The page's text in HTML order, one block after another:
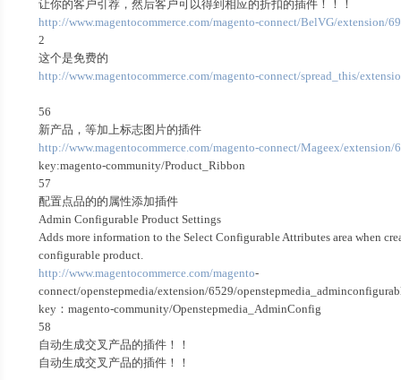
让你的客户引荐，然后客户可以得到相应的折扣的插件！！！
http://www.magentocommerce.com/magento-connect/BelVG/extension/
2
这个是免费的
http://www.magentocommerce.com/magento-connect/spread_this/
56
新产品，等加上标志图片的插件
http://www.magentocommerce.com/magento-connect/Mageex/
key:magento-community/Product_Ribbon
57
配置点品的的属性添加插件
Admin Configurable Product Settings
Adds more information to the Select Configurable Attributes area when
configurable product.
http://www.magentocommerce.com/magento-
connect/openstepmedia/extension/6529/
key：magento-community/Openstepmedia_AdminConfig
58
自动生成交叉产品的插件！！
自动生成交叉产品的插件！！